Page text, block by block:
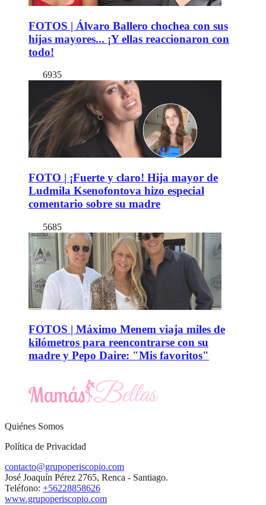
FOTOS | Álvaro Ballero chochea con sus
hijas mayores... ¡Y ellas reaccionaron con
todo!
6935
FOTO | ¡Fuerte y claro! Hija mayor de
Ludmila Ksenofontova hizo especial
comentario sobre su madre
5685
FOTOS | Máximo Menem viaja miles de
kilómetros para reencontrarse con su
madre y Pepo Daire: "Mis favoritos"
Quiénes Somos
Política de Privacidad
contacto@grupoperiscopio.com
José Joaquín Pérez 2765, Renca - Santiago.
Teléfono: +56228858626
www.grupoperiscopio.com